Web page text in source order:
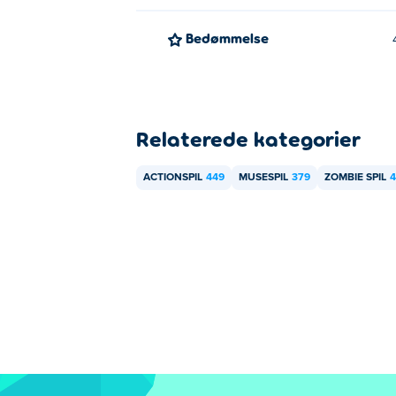
Bedømmelse
Relaterede kategorier
ACTIONSPIL 449 MUSESPIL 379 ZOMBIE SPIL